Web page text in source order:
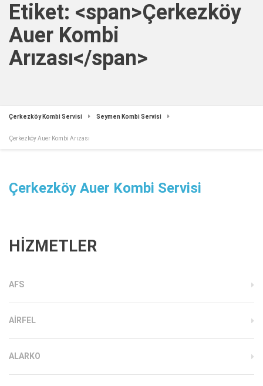
Etiket: <span>Çerkezköy
Auer Kombi
Arızası</span>
Çerkezköy Kombi Servisi Seymen Kombi Servisi
Çerkezköy Auer Kombi Arızası
Çerkezköy Auer Kombi Servisi
HİZMETLER
AFS
AIRFEL
ALARKO